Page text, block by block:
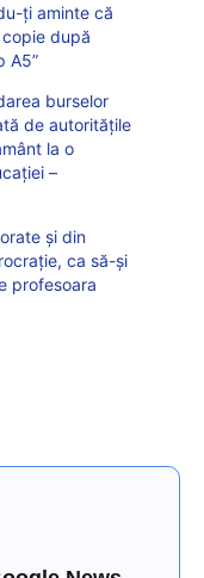
ți aminte că
după
A5”
burselor
de autoritățile
la o
–
și din
ca să-și
profesoara